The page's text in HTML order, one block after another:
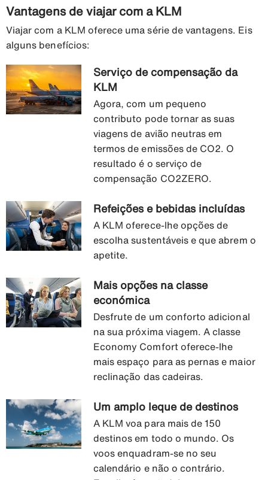
Vantagens de viajar com a KLM
Viajar com a KLM oferece uma série de vantagens. Eis
alguns benefícios:
Serviço de compensação da
KLM
Agora, com um pequeno
contributo pode tornar as suas
viagens de avião neutras em
termos de emissões de CO2. O
resultado é o serviço de
compensação CO2ZERO.
Refeições e bebidas incluídas
A KLM oferece-lhe opções de
escolha sustentáveis e que abrem o
apetite.
Mais opções na classe
económica
Desfrute de um conforto adicional
na sua próxima viagem. A classe
Economy Comfort oferece-lhe
mais espaço para as pernas e maior
reclinação das cadeiras.
Um amplo leque de destinos
A KLM voa para mais de 150
destinos em todo o mundo. Os
voos enquadram-se no seu
calendário e não o contrário.